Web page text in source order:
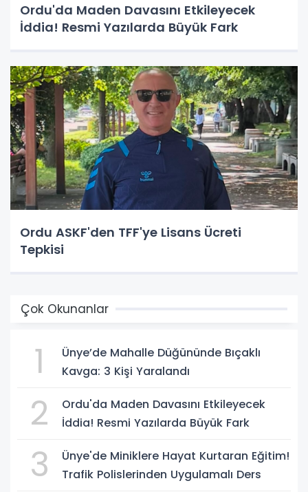
Ordu'da Maden Davasını Etkileyecek
İddia! Resmi Yazılarda Büyük Fark
Ordu ASKF'den TFF'ye Lisans Ücreti
Tepkisi
Çok Okunanlar
1
Ünye’de Mahalle Düğününde Bıçaklı
Kavga: 3 Kişi Yaralandı
2
Ordu'da Maden Davasını Etkileyecek
İddia! Resmi Yazılarda Büyük Fark
3
Ünye'de Miniklere Hayat Kurtaran Eğitim!
Trafik Polislerinden Uygulamalı Ders